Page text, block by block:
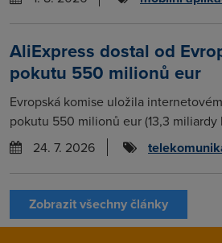
AliExpress dostal od
pokutu 550 milionů eur
Evropská komise uložila
pokutu 550 milionů eur (13,3 miliardy
24. 7. 2026
Zobrazit všechny články